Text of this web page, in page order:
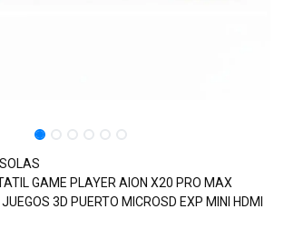
GAME PLAYER AION X20 PRO MAX
3D PUERTO MICROSD EXP MINI HDMI